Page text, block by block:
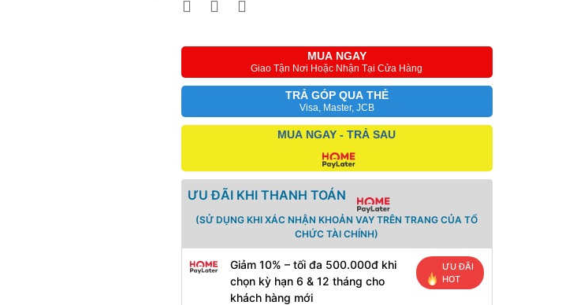
MUA NGAY
Giao Tận Nơi Hoặc Nhận Tại Cửa Hàng
TRẢ GÓP QUA THẺ
Visa, Master, JCB
MUA NGAY - TRẢ SAU
ƯU ĐÃI KHI THANH TOÁN
(SỬ DỤNG KHI XÁC NHẬN KHOẢN VAY TRÊN TRANG CỦA TỔ
CHỨC TÀI CHÍNH)
Giảm 10% – tối đa 500.000đ khi
chọn kỳ hạn 6 & 12 tháng cho
khách hàng mới
ƯU ĐÃI
HOT